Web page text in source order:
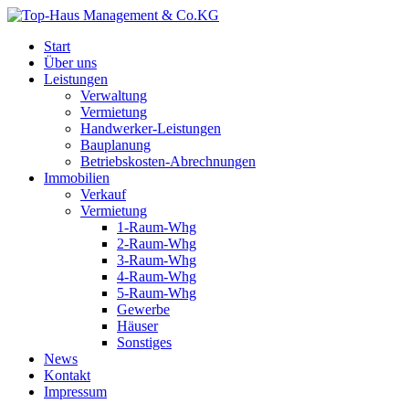
Start
Über uns
Leistungen
Verwaltung
Vermietung
Handwerker-Leistungen
Bauplanung
Betriebskosten-Abrechnungen
Immobilien
Verkauf
Vermietung
1-Raum-Whg
2-Raum-Whg
3-Raum-Whg
4-Raum-Whg
5-Raum-Whg
Gewerbe
Häuser
Sonstiges
News
Kontakt
Impressum